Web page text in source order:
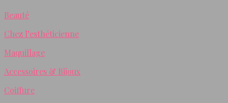
Beauté
Chez l’esthéticienne
Maquillage
Accessoires & Bijoux
Coiffure